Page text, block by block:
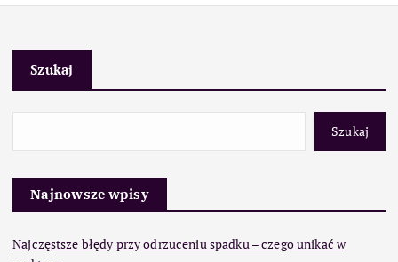
Szukaj
Szukaj
Najnowsze wpisy
Najczęstsze błędy przy odrzuceniu spadku – czego unikać w